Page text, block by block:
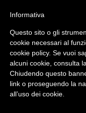
Informativa
Questo sito o gli
cookie necessari al
cookie policy. Se vuoi
alcuni cookie, consulta la
Chiudendo questo
link o proseguendo la
all’uso dei cookie.